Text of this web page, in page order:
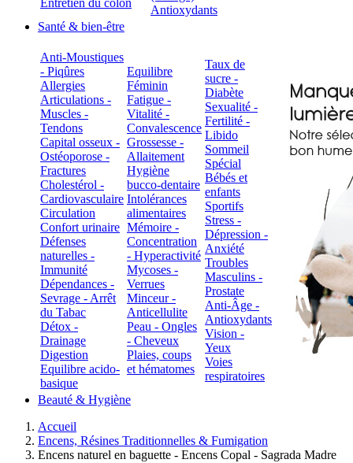
Entretien du colon
Antioxydants
Santé & bien-être
Anti-Moustiques
- Piqûres
Allergies
Articulations -
Muscles -
Tendons
Capital osseux -
Ostéoporose -
Fractures
Cholestérol -
Cardiovasculaire
Circulation
Confort urinaire
Défenses
naturelles -
Immunité
Dépendances -
Sevrage - Arrêt
du Tabac
Détox -
Drainage
Digestion
Equilibre acido-
basique
Equilibre
Féminin
Fatigue -
Vitalité -
Convalescence
Grossesse -
Allaitement
Hygiène
bucco-dentaire
Intolérances
alimentaires
Mémoire -
Concentration
- Hyperactivité
Mycoses -
Verrues
Minceur -
Anticellulite
Peau - Ongles
- Cheveux
Plaies, coups
et hématomes
Taux de
sucre -
Diabète
Sexualité -
Fertilité -
Libido
Sommeil
Spécial
Bébés et
enfants
Sportifs
Stress -
Dépression -
Anxiété
Troubles
Masculins -
Prostate
Anti-Âge -
Antioxydants
Vision -
Yeux
Voies
respiratoires
Beauté & Hygiène
Accueil
Encens, Résines Traditionnelles & Fumigation
Encens naturel en baguette - Encens Copal - Sagrada Madre